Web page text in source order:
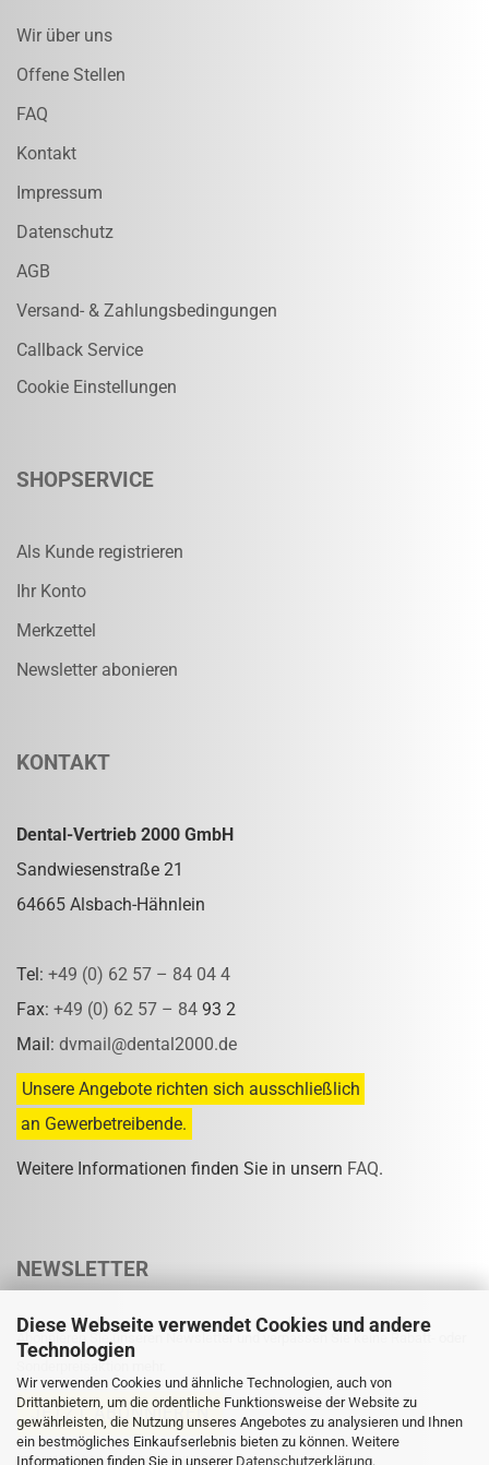
Diese Webseite verwendet Cookies und andere
Technologien
Wir verwenden Cookies und ähnliche Technologien, auch von
Drittanbietern, um die ordentliche Funktionsweise der Website zu
gewährleisten, die Nutzung unseres Angebotes zu analysieren und Ihnen
ein bestmögliches Einkaufserlebnis bieten zu können. Weitere
Informationen finden Sie in unserer Datenschutzerklärung.
Wir über uns
Offene Stellen
FAQ
Kontakt
Impressum
Datenschutz
AGB
Versand- & Zahlungsbedingungen
Callback Service
Cookie Einstellungen
SHOPSERVICE
Als Kunde registrieren
Ihr Konto
Merkzettel
Newsletter abonieren
KONTAKT
Dental-Vertrieb 2000 GmbH
Sandwiesenstraße 21
64665 Alsbach-Hähnlein
Tel: +49 (0) 62 57 – 84 04 4
Fax: +49 (0) 62 57 – 84 93 2
Mail: dvmail@dental2000.de
Unsere Angebote richten sich ausschließlich
an Gewerbetreibende.
Weitere Informationen finden Sie in unsern FAQ.
NEWSLETTER
Abonnieren Sie unseren Newsletter und verpassen Sie keine Rabatt- oder
Sonderpreisaktion mehr.
Eine Abmeldung ist jederzeit möglich.